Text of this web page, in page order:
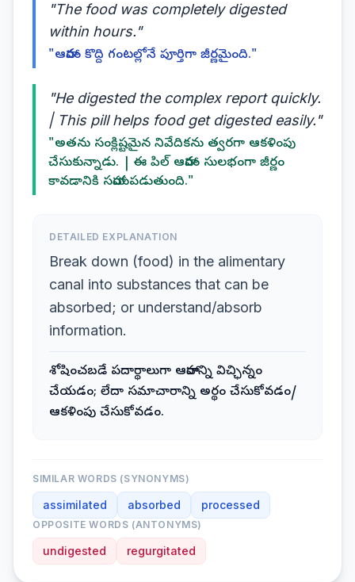
"The food was completely digested
within hours."
"ఆహారం కొద్ది గంటల్లోనే పూర్తిగా జీర్ణమైంది."
"He digested the complex report quickly.
| This pill helps food get digested easily."
"అతను సంక్లిష్టమైన నివేదికను త్వరగా ఆకళింపు
చేసుకున్నాడు. | ఈ పిల్ ఆహారం సులభంగా జీర్ణం
కావడానికి సహాయపడుతుంది."
DETAILED EXPLANATION
Break down (food) in the alimentary
canal into substances that can be
absorbed; or understand/absorb
information.
శోషించబడే పదార్థాలుగా ఆహారాన్ని విచ్ఛిన్నం
చేయడం; లేదా సమాచారాన్ని అర్థం చేసుకోవడం/
ఆకళింపు చేసుకోవడం.
SIMILAR WORDS (SYNONYMS)
assimilated absorbed processed
OPPOSITE WORDS (ANTONYMS)
undigested regurgitated